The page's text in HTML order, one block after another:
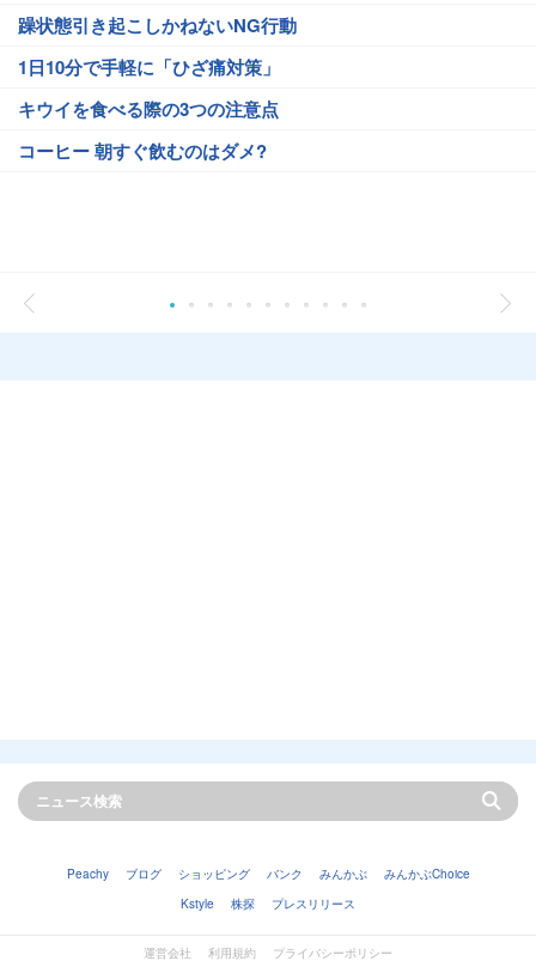
躁状態引き起こしかねないNG行動
1日10分で手軽に「ひざ痛対策」
キウイを食べる際の3つの注意点
コーヒー 朝すぐ飲むのはダメ?
Peachy ブログ ショッピング バンク みんかぶ
みんかぶChoice
Kstyle
株探 プレスリリース
運営会社 利用規約 プライバシーポリシー